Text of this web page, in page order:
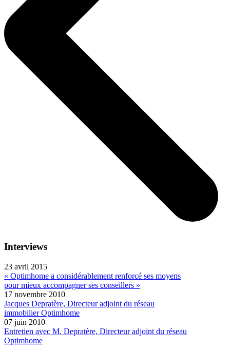
Interviews
23 avril 2015
« Optimhome a considérablement renforcé ses moyens
pour mieux accompagner ses conseillers »
17 novembre 2010
Jacques Depratère, Directeur adjoint du réseau
immobilier Optimhome
07 juin 2010
Entretien avec M. Depratère, Directeur adjoint du réseau
Optimhome